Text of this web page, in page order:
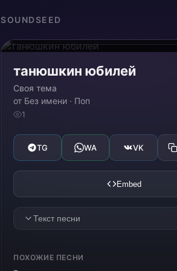
SOUNDSEED
танюшкин юбилей
Своя тема
от Без имени · Поп
1
TG WA VK
Embed
Текст песни
у тебя сегодня юбилей
ПОХОЖИЕ ПЕСНИ